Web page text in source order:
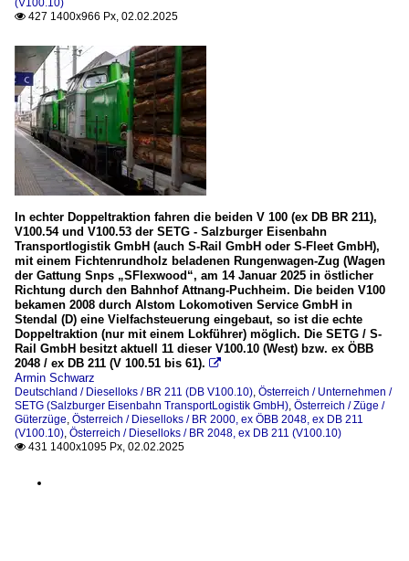
(V100.10)
 427 1400x966 Px, 02.02.2025
In echter Doppeltraktion fahren die beiden V 100 (ex DB BR 211),
V100.54 und V100.53 der SETG - Salzburger Eisenbahn
Transportlogistik GmbH (auch S-Rail GmbH oder S-Fleet GmbH),
mit einem Fichtenrundholz beladenen Rungenwagen-Zug (Wagen
der Gattung Snps „SFlexwood“, am 14 Januar 2025 in östlicher
Richtung durch den Bahnhof Attnang-Puchheim. Die beiden V100
bekamen 2008 durch Alstom Lokomotiven Service GmbH in
Stendal (D) eine Vielfachsteuerung eingebaut, so ist die echte
Doppeltraktion (nur mit einem Lokführer) möglich. Die SETG / S-
Rail GmbH besitzt aktuell 11 dieser V100.10 (West) bzw. ex ÖBB
2048 / ex DB 211 (V 100.51 bis 61). 
Armin Schwarz
Deutschland / Dieselloks / BR 211 (DB V100.10), Österreich / Unternehmen /
SETG (Salzburger Eisenbahn TransportLogistik GmbH), Österreich / Züge /
Güterzüge, Österreich / Dieselloks / BR 2000, ex ÖBB 2048, ex DB 211
(V100.10), Österreich / Dieselloks / BR 2048, ex DB 211 (V100.10)
 431 1400x1095 Px, 02.02.2025